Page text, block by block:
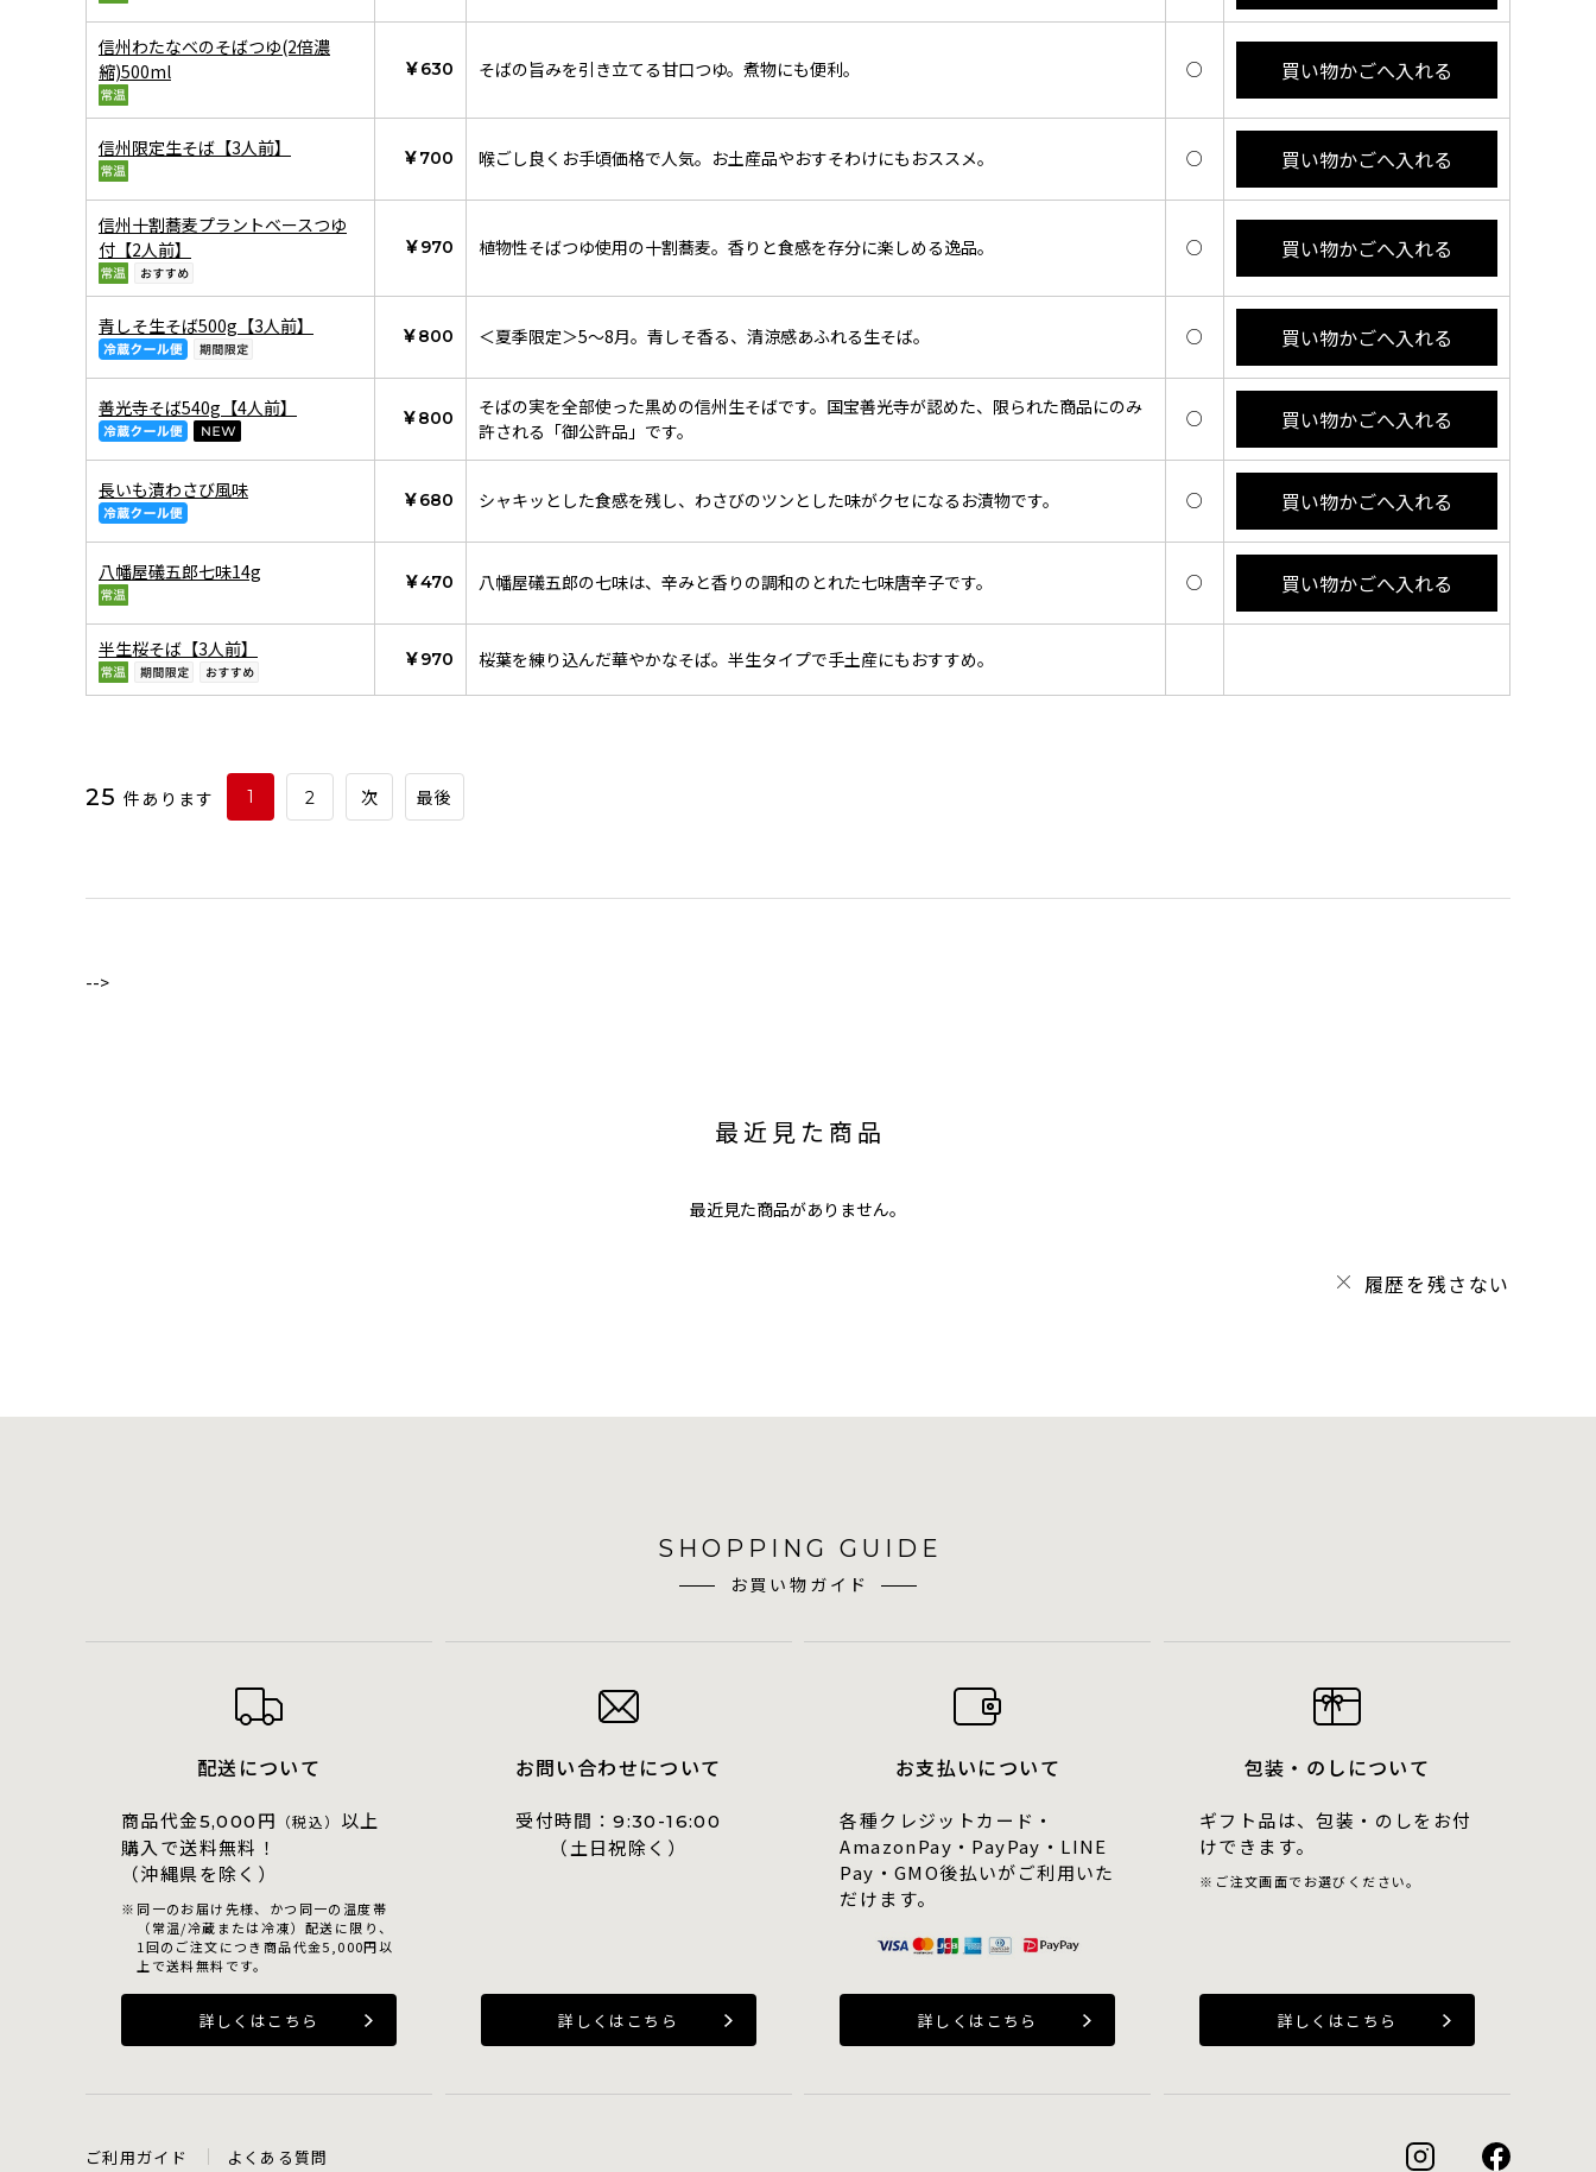
信州わたなべのそばつゆ(2倍濃
縮)500ml
￥630 そばの旨みを引き立てる甘口つゆ。煮物にも便利。 ○ 買い物かごへ入れる
信州限定生そば【3人前】 ￥700 喉ごし良くお手頃価格で人気。お土産品やおすそわけにもおススメ。 ○ 買い物かごへ入れる
信州十割蕎麦プラントベースつゆ
付【2人前】
￥970 植物性そばつゆ使用の十割蕎麦。香りと食感を存分に楽しめる逸品。 ○ 買い物かごへ入れる
青しそ生そば500g【3人前】 ￥800 ＜夏季限定＞5～8月。青しそ香る、清涼感あふれる生そば。 ○ 買い物かごへ入れる
善光寺そば540g【4人前】 ￥800
そばの実を全部使った黒めの信州生そばです。国宝善光寺が認めた、限られた商品にのみ
許される「御公許品」です。
○ 買い物かごへ入れる
長いも漬わさび風味 ￥680 シャキッとした食感を残し、わさびのツンとした味がクセになるお漬物です。 ○ 買い物かごへ入れる
八幡屋礒五郎七味14g ￥470 八幡屋礒五郎の七味は、辛みと香りの調和のとれた七味唐辛子です。 ○ 買い物かごへ入れる
半生桜そば【3人前】 ￥970 桜葉を練り込んだ華やかなそば。半生タイプで手土産にもおすすめ。
25 件あります 1 2 次 最後
-->
最近見た商品
最近見た商品がありません。
履歴を残さない
SHOPPING GUIDE
お買い物ガイド
配送について
商品代金5,000 円 （税込） 以上
購入で送料無料！
（沖縄県を除く）
同一のお届け先様、かつ同一の温度帯
（常温/冷蔵または冷凍）配送に限り、
1回のご注文につき商品代金5,000円以
上で送料無料です。
詳しくはこちら
お問い合わせについて
受付時間：9:30-16:00
（土日祝除く）
詳しくはこちら
お支払いについて
各種クレジットカード・
AmazonPay・PayPay・LINE
Pay・GMO後払いがご利用いた
だけます。
詳しくはこちら
包装・のしについて
ギフト品は、包装・のしをお付
けできます。
ご注文画面でお選びください。
詳しくはこちら
ご利用ガイド よくある質問